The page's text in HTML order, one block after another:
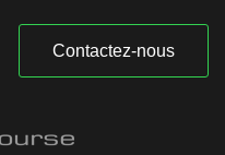
Contactez-nous